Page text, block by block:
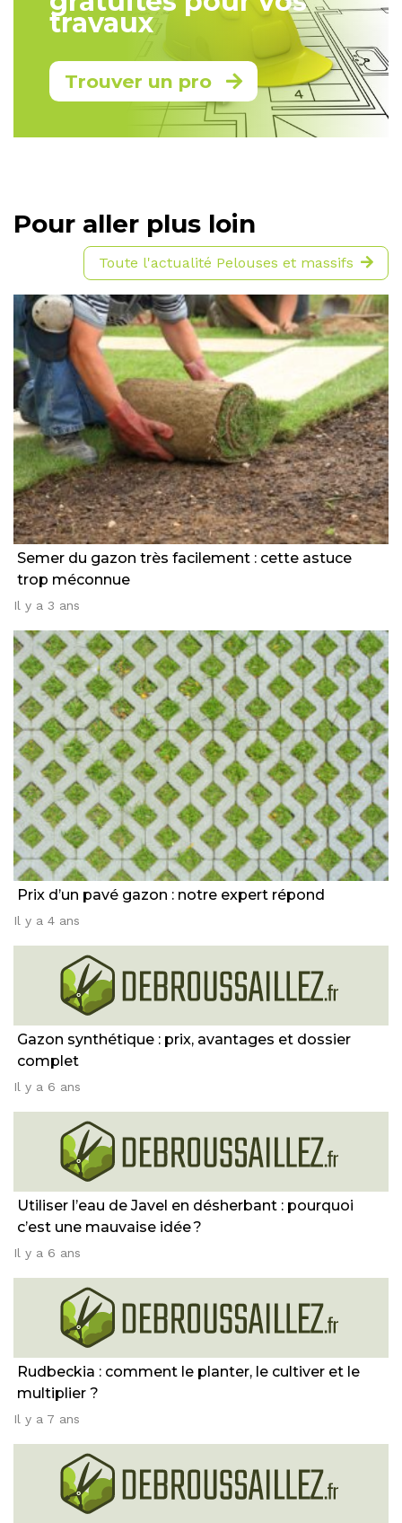
travaux
Trouver un pro
Pour aller plus loin
Toute l'actualité Pelouses et massifs
Semer du gazon très facilement : cette astuce
trop méconnue
Il y a 3 ans
Prix d’un pavé gazon : notre expert répond
Il y a 4 ans
Gazon synthétique : prix, avantages et dossier
complet
Il y a 6 ans
Utiliser l’eau de Javel en désherbant : pourquoi
c’est une mauvaise idée ?
Il y a 6 ans
Rudbeckia : comment le planter, le cultiver et le
multiplier ?
Il y a 7 ans